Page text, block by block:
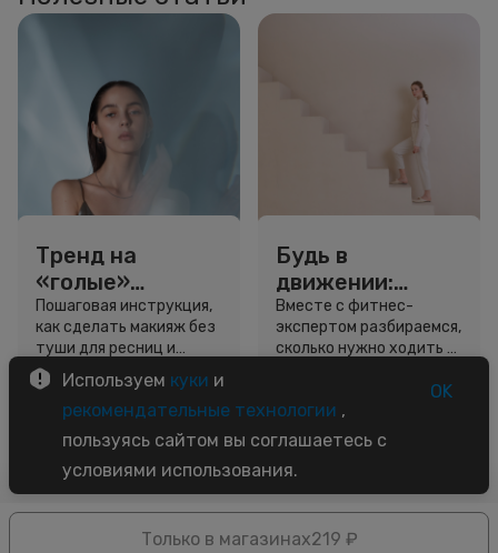
Только в магазинах219 ₽
Тренд на
«голые»
ресницы: как
выглядеть
свежо, не
используя тушь
Пошаговая инструкция,
как сделать макияж без
туши для ресниц и
звёздный образ для
вдохновения.
3 минуты
Будь в
движении:
сколько нужно
шагов для
красоты и
Вместе с фитнес-
экспертом разбираемся,
сколько нужно ходить и
5 минут
Используем куки и
рекомендательные технологии ,
пользуясь сайтом вы соглашаетесь с
условиями использования.
OK